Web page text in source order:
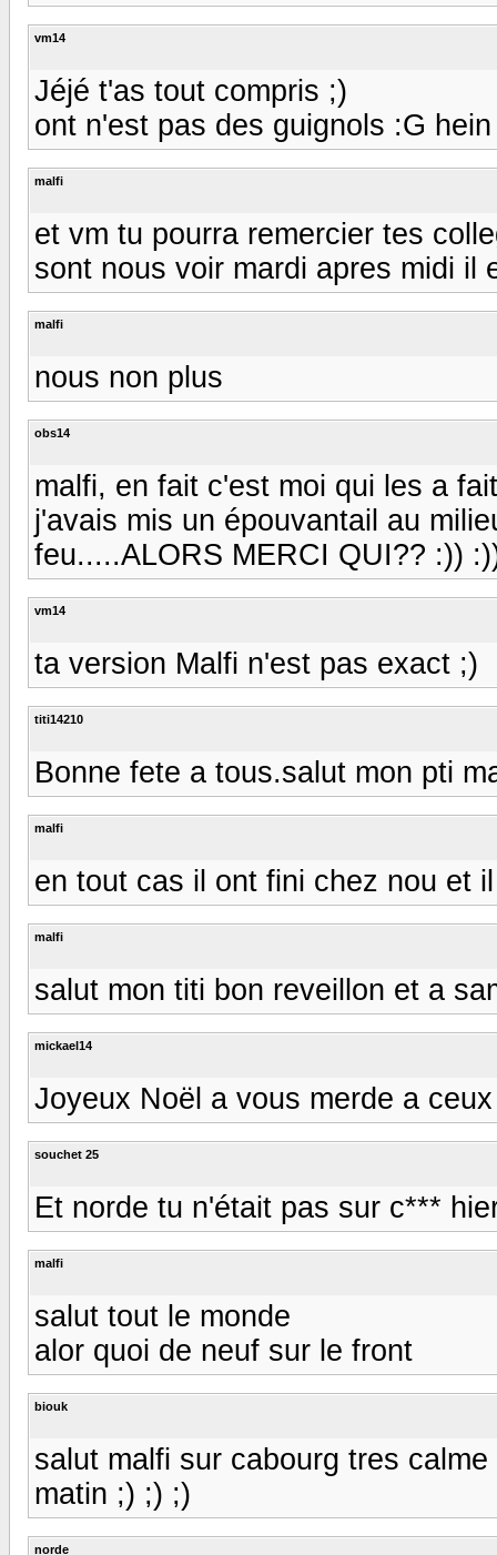
vm14
Jéjé t'as tout compris ;)
ont n'est pas des guignols :G
malfi
et vm tu pourra remercier tes
sont nous voir mardi apres midi il
malfi
nous non plus
obs14
malfi, en fait c'est moi qui les a
j'avais mis un épouvantail au
feu.....ALORS MERCI QUI?? :))
vm14
ta version Malfi n'est pas exact ;)
titi14210
Bonne fete a tous.salut mon pti
malfi
en tout cas il ont fini chez nou et
malfi
salut mon titi bon reveillon et a
mickael14
Joyeux Noël a vous merde a
souchet 25
Et norde tu n'était pas sur c***
malfi
salut tout le monde
alor quoi de neuf sur le front
biouk
salut malfi sur cabourg tres
matin ;) ;) ;)
norde